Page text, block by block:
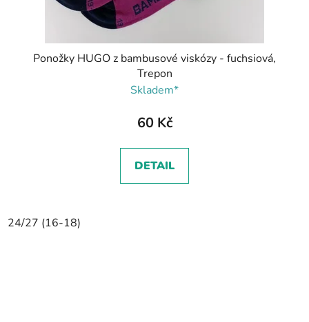
Ponožky HUGO z bambusové viskózy - fuchsiová,
Trepon
Skladem*
60 Kč
DETAIL
24/27 (16-18)